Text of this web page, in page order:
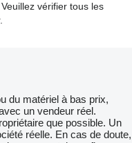
vérifier tous les
du matériel à bas prix,
un vendeur réel.
que possible. Un
réelle. En cas de doute,